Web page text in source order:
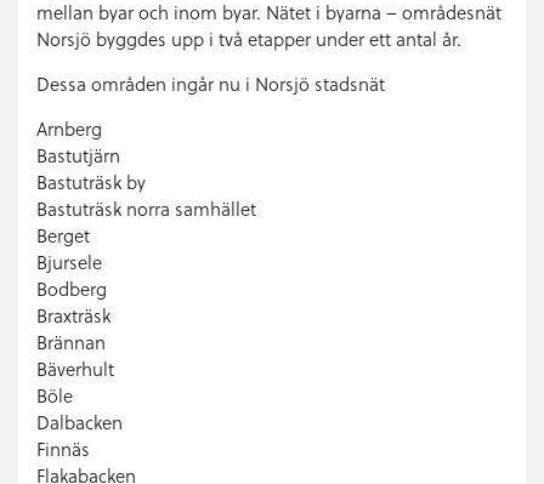
mellan byar och inom byar. Nätet i byarna – områdesnät
Norsjö byggdes upp i två etapper under ett antal år.
Dessa områden ingår nu i Norsjö stadsnät
Arnberg
Bastutjärn
Bastuträsk by
Bastuträsk norra samhället
Berget
Bjursele
Bodberg
Braxträsk
Brännan
Bäverhult
Böle
Dalbacken
Finnäs
Flakabacken